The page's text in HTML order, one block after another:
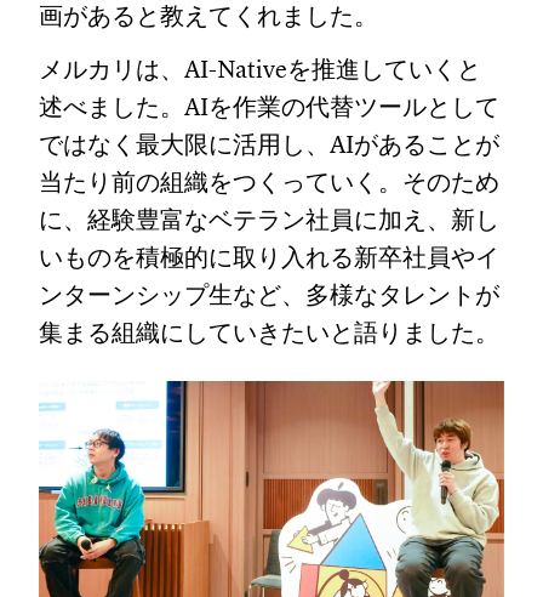
画があると教えてくれました。
メルカリは、AI-Nativeを推進していくと
述べました。AIを作業の代替ツールとして
ではなく最大限に活用し、AIがあることが
当たり前の組織をつくっていく。そのため
に、経験豊富なベテラン社員に加え、新し
いものを積極的に取り入れる新卒社員やイ
ンターンシップ生など、多様なタレントが
集まる組織にしていきたいと語りました。